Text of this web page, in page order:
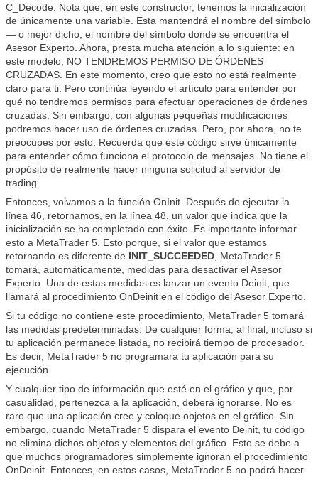
C_Decode. Nota que, en este constructor, tenemos la inicialización
de únicamente una variable. Esta mantendrá el nombre del símbolo
— o mejor dicho, el nombre del símbolo donde se encuentra el
Asesor Experto. Ahora, presta mucha atención a lo siguiente: en
este modelo, NO TENDREMOS PERMISO DE ÓRDENES
CRUZADAS. En este momento, creo que esto no está realmente
claro para ti. Pero continúa leyendo el artículo para entender por
qué no tendremos permisos para efectuar operaciones de órdenes
cruzadas. Sin embargo, con algunas pequeñas modificaciones
podremos hacer uso de órdenes cruzadas. Pero, por ahora, no te
preocupes por esto. Recuerda que este código sirve únicamente
para entender cómo funciona el protocolo de mensajes. No tiene el
propósito de realmente hacer ninguna solicitud al servidor de
trading.
Entonces, volvamos a la función OnInit. Después de ejecutar la
línea 46, retornamos, en la línea 48, un valor que indica que la
inicialización se ha completado con éxito. Es importante informar
esto a MetaTrader 5. Esto porque, si el valor que estamos
retornando es diferente de INIT_SUCCEEDED , MetaTrader 5
tomará, automáticamente, medidas para desactivar el Asesor
Experto. Una de estas medidas es lanzar un evento Deinit, que
llamará al procedimiento OnDeinit en el código del Asesor Experto.
Si tu código no contiene este procedimiento, MetaTrader 5 tomará
las medidas predeterminadas. De cualquier forma, al final, incluso si
tu aplicación permanece listada, no recibirá tiempo de procesador.
Es decir, MetaTrader 5 no programará tu aplicación para su
ejecución.
Y cualquier tipo de información que esté en el gráfico y que, por
casualidad, pertenezca a la aplicación, deberá ignorarse. No es
raro que una aplicación cree y coloque objetos en el gráfico. Sin
embargo, cuando MetaTrader 5 dispara el evento Deinit, tu código
no elimina dichos objetos y elementos del gráfico. Esto se debe a
que muchos programadores simplemente ignoran el procedimiento
OnDeinit. Entonces, en estos casos, MetaTrader 5 no podrá hacer